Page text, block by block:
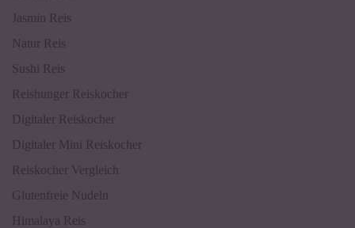
Jasmin Reis
Natur Reis
Sushi Reis
Reishunger Reiskocher
Digitaler Reiskocher
Digitaler Mini Reiskocher
Reiskocher Vergleich
Glutenfreie Nudeln
Himalaya Reis